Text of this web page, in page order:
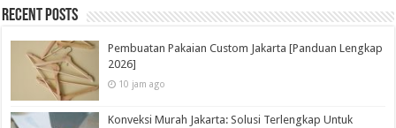
Recent Posts
Pembuatan Pakaian Custom Jakarta [Panduan Lengkap
2026]
10 jam ago
Konveksi Murah Jakarta: Solusi Terlengkap Untuk